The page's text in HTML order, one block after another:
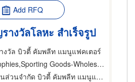
Add RFQ
างวัลโลหะ สำเร็จรูป
งวัล บิวตี้ คัมพลีท แมนูแฟคเตอร์
Goods-Wholesale & Manufacturers,Gift Wares & Articles-Wholesale & Manufacturers
วนจำกัด บิวตี้ คัมพลีท แมนูแฟคเตอร์